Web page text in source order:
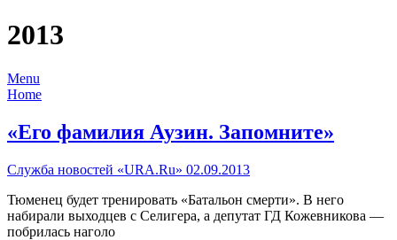
2013
Menu
Home
«Его фамилия Аузин. Запомните»
Служба новостей «URA.Ru» 02.09.2013
Тюменец будет тренировать «Батальон смерти». В него
набирали выходцев с Селигера, а депутат ГД Кожевникова —
побрилась наголо